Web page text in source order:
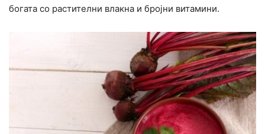
богата со растителни влакна и бројни витамини.